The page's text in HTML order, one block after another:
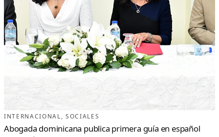
INTERNACIONAL, SOCIALES
Abogada dominicana publica primera guía en español